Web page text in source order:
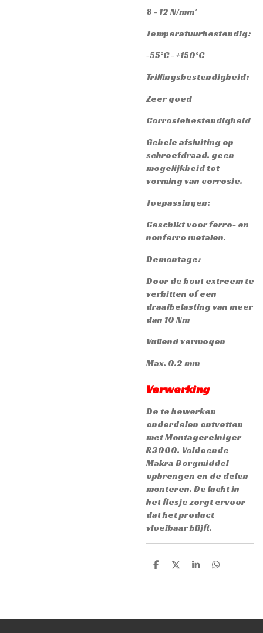
8 - 12 N/mm²
Temperatuurbestendig:
-55°C - +150°C
Trillingsbestendigheid:
Zeer goed
Corrosiebestendigheid
Gehele afsluiting op
schroefdraad. geen
mogelijkheid tot
vorming van corrosie.
Toepassingen:
Geschikt voor ferro- en
nonferro metalen.
Demontage:
Door de bout extreem te
verhitten of een
draaibelasting van meer
dan 10 Nm
Vullend vermogen
Max. 0.2 mm
Verwerking
De te bewerken
onderdelen ontvetten
met Montagereiniger
R3000. Voldoende
Makra Borgmiddel
opbrengen en de delen
monteren. De lucht in
het flesje zorgt ervoor
dat het product
vloeibaar blijft.
D
D
S
D